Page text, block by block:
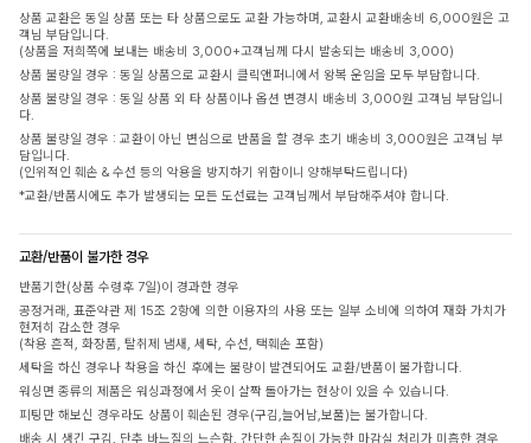
상품 교환은 동일 상품 또는 타 상품으로도 교환 가능하며, 교환시 교환배송비 6,000원은 고
객님 부담입니다.
(상품을 저희쪽에 보내는 배송비 3,000+고객님께 다시 발송되는 배송비 3,000)
상품 불량일 경우 : 동일 상품으로 교환시 클릭앤퍼니에서 왕복 운임을 모두 부담합니다.
상품 불량일 경우 : 동일 상품 외 타 상품이나 옵션 변경시 배송비 3,000원 고객님 부담입니
다.
상품 불량일 경우 : 교환이 아닌 변심으로 반품을 할 경우 초기 배송비 3,000원은 고객님 부
담입니다.
(인위적인 훼손 & 수선 등의 악용을 방지하기 위함이니 양해부탁드립니다)
*교환/반품시에도 추가 발생되는 모든 도선료는 고객님께서 부담해주셔야 합니다.
교환/반품이 불가한 경우
반품기한(상품 수령후 7일)이 경과한 경우
공정거래, 표준약관 제 15조 2항에 의한 이용자의 사용 또는 일부 소비에 의하여 재화 가치가
현저히 감소한 경우
(착용 흔적, 화장품, 탈취제 냄새, 세탁, 수선, 택훼손 포함)
세탁을 하신 경우나 착용을 하신 후에는 불량이 발견되어도 교환/반품이 불가합니다.
워싱면 종류의 제품은 워싱과정에서 옷이 살짝 돌아가는 현상이 있을 수 있습니다.
피팅만 해보신 경우라도 상품이 훼손된 경우(구김,늘어남,보풀)는 불가합니다.
배송 시 생긴 구김, 단추 바느질의 느슨함, 간단한 손질이 가능한 마감실 처리가 미흡한 경우